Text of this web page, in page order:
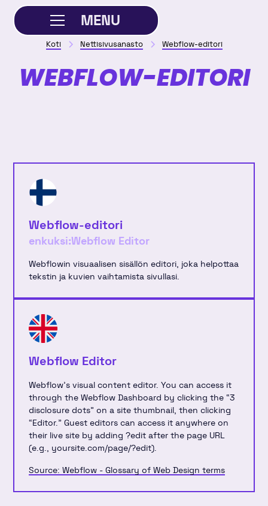
MENU
SULJE
Koti Nettisivusanasto Webflow-editori
WEBFLOW-EDITORI
Webflow-editori
enkuksi:Webflow Editor
Webflowin visuaalisen sisällön editori, joka helpottaa
tekstin ja kuvien vaihtamista sivullasi.
Webflow Editor
Webflow's visual content editor. You can access it
through the Webflow Dashboard by clicking the “3
disclosure dots” on a site thumbnail, then clicking
“Editor.” Guest editors can access it anywhere on
their live site by adding ?edit after the page URL
(e.g., yoursite.com/page/?edit).
Source: Webflow - Glossary of Web Design terms